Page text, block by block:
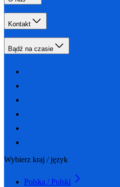
Kontakt
Bądź na czasie
Wybierz kraj / język
Polska / Polski